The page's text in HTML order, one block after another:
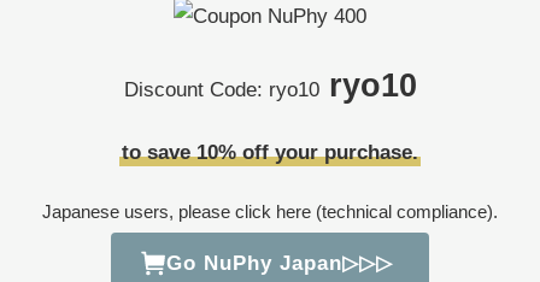
Discount Code: ryo10ryo10
to save 10% off your purchase.
Japanese users, please click here (technical compliance).
Go NuPhy Japan▷▷▷